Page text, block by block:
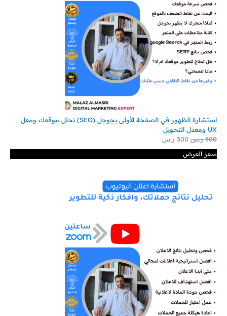
استشارة الظهور في الصفحة الأولى بجوجل (SEO) نحلل موقعك ومعل
UX ومعدل التحويل
500 ر.س 300 ر.س
سعر العرض